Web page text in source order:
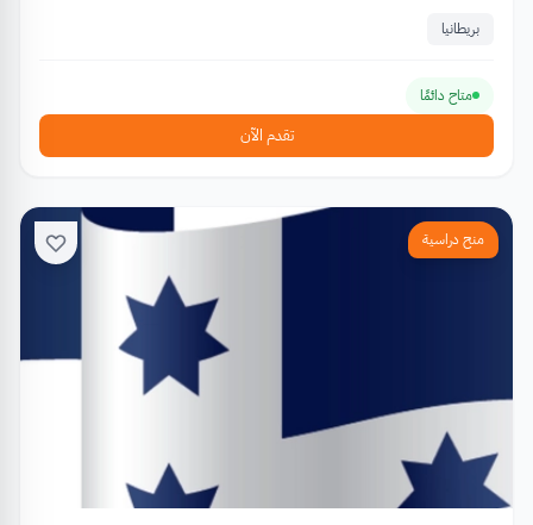
بريطانيا
متاح دائمًا
تقدم الآن
منح دراسية